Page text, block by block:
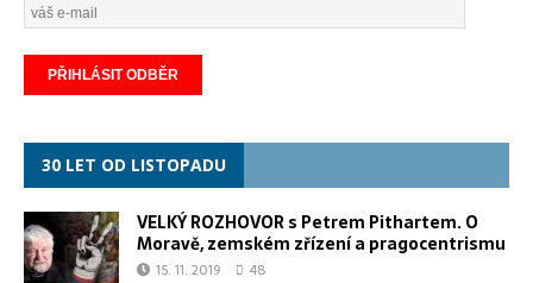
30 LET OD LISTOPADU
VELKÝ ROZHOVOR s Petrem Pithartem. O
Moravě, zemském zřízení a pragocentrismu
15. 11. 2019 48